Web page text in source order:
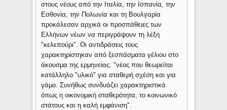
στους νέους από την Ιταλία, την Ισπανία, την
Εσθονία, την Πολωνία και τη Βουλγαρία
προκάλεσαν αρχικά οι προσπάθειες των
Ελλήνων νέων να περιγράψουν τη λέξη
"κελεπούρι". Οι αντιδράσεις τους
χαρακτηρίστηκαν από ξεσπάσματα γέλιου στο
άκουσμα της ερμηνείας: "νέος που θεωρείται
κατάλληλο "υλικό" για σταθερή σχέση και για
γάμο. Συνήθως συνδυάζει χαρακτηριστικά
όπως η οικονομική σταθερότητα, το κοινωνικό
στάτους και η καλή εμφάνιση".